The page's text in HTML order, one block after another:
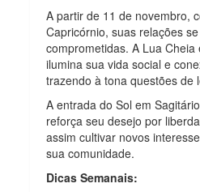
A partir de 11 de novembro,
Capricórnio, suas relações
comprometidas. A Lua
ilumina sua vida social e
trazendo à tona questões de
A entrada do Sol em
reforça seu desejo por
assim cultivar novos
sua comunidade.
Dicas Semanais: